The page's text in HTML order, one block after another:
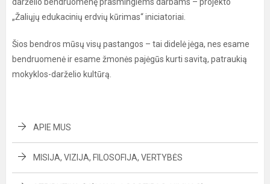
„Žaliųjų edukacinių erdvių kūrimas“ iniciatoriai.
Šios bendros mūsų visų pastangos – tai didelė jėga, nes esame
bendruomenė ir esame žmonės pajėgūs kurti savitą, patraukią
mokyklos-darželio kultūrą.
APIE MUS
MISIJA, VIZIJA, FILOSOFIJA, VERTYBĖS